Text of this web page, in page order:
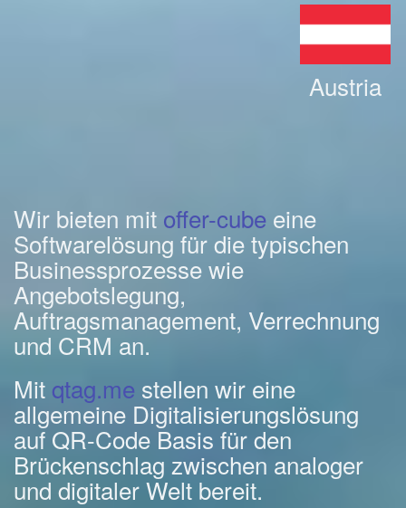
Austria
Wir bieten mit offer-cube eine
Softwarelösung für die typischen
Businessprozesse wie
Angebotslegung,
Auftragsmanagement, Verrechnung
und CRM an.
Mit qtag.me stellen wir eine
allgemeine Digitalisierungslösung
auf QR-Code Basis für den
Brückenschlag zwischen analoger
und digitaler Welt bereit.